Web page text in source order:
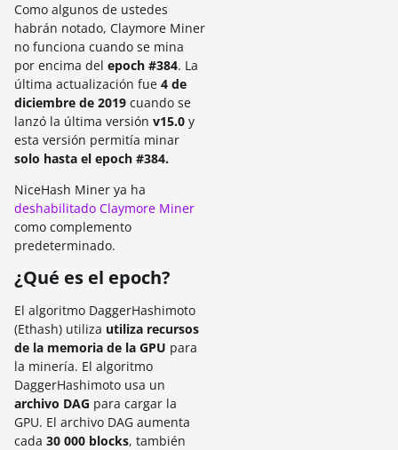
Como algunos de ustedes
habrán notado, Claymore Miner
no funciona cuando se mina
por encima del epoch #384. La
última actualización fue 4 de
diciembre de 2019 cuando se
lanzó la última versión v15.0 y
esta versión permitía minar
solo hasta el epoch #384.
NiceHash Miner ya ha
deshabilitado Claymore Miner
como complemento
predeterminado.
¿Qué es el epoch?
El algoritmo DaggerHashimoto
(Ethash) utiliza utiliza recursos
de la memoria de la GPU para
la minería. El algoritmo
DaggerHashimoto usa un
archivo DAG para cargar la
GPU. El archivo DAG aumenta
cada 30 000 blocks, también